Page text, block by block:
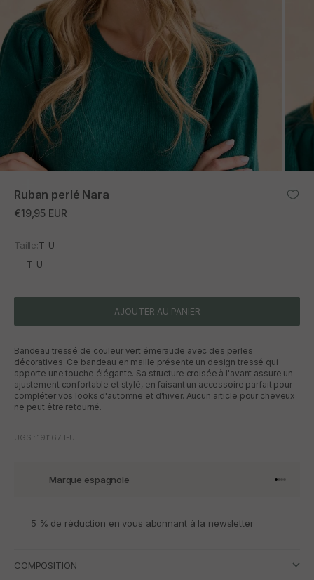
Ruban perlé Nara
Prix promotionnel
€19,95 EUR
Taille:T-U
T-U
AJOUTER AU PANIER
Bandeau tressé de couleur vert émeraude avec des perles
décoratives. Ce bandeau en maille présente un design tressé qui
apporte une touche élégante. Sa structure croisée à l'avant assure un
ajustement confortable et stylé, en faisant un accessoire parfait pour
compléter vos looks d'automne et d'hiver. Aucun article pour cheveux
ne peut être retourné.
UGS : 191167.T-U
Marque espagnole Aller à
Aller à
Aller à
Aller
5 % de réduction en vous abonnant à la newsletter
COMPOSITION